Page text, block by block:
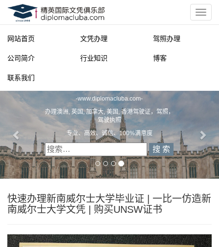
网站首页 文凭办理 驾照办理
公司简介 行业知识 博客
联系我们
-www.diplomacluba.com-
办理澳洲, 英国, 加拿大, 美国, 香港驾驶证，驾照，
驾驶执照
专业、高效、诚信、100%满意度
快速办理新南威尔士大学毕业证 | 一比一仿造新
南威尔士大学文凭 | 购买UNSW证书